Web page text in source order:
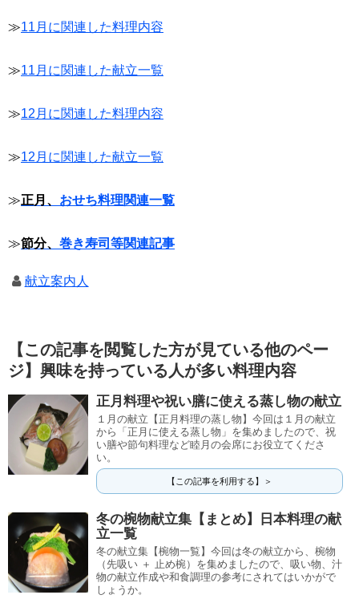
≫11月に関連した料理内容
≫11月に関連した献立一覧
≫12月に関連した料理内容
≫12月に関連した献立一覧
≫正月、 おせち料理関連一覧
≫節分、 巻き寿司等関連記事
献立案内人
【この記事を閲覧した方が見ている他のペー
ジ】興味を持っている人が多い料理内容
正月料理や祝い膳に使える蒸し物の献立
１月の献立【正月料理の蒸し物】今回は１月の献立
から「正月に使える蒸し物」を集めましたので、祝
い膳や節句料理など睦月の会席にお役立てくださ
い。
【この記事を利用する】＞
冬の椀物献立集【まとめ】日本料理の献
立一覧
冬の献立集【椀物一覧】今回は冬の献立から、椀物
（先吸い ＋ 止め椀）を集めましたので、吸い物、汁
物の献立作成や和食調理の参考にされてはいかがで
しょうか。